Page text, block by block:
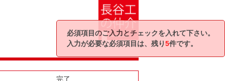
完了
必須項目のご入力とチェックを入れて下さい。
入力が必要な必須項目は、残り5件です。